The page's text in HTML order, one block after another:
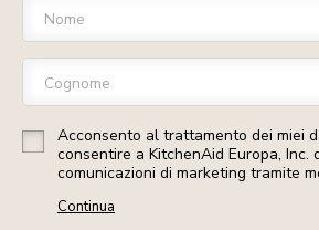
Nome
Cognome
Acconsento al trattamento dei miei
consentire a KitchenAid Europa, Inc.
comunicazioni di marketing tramite
Continua